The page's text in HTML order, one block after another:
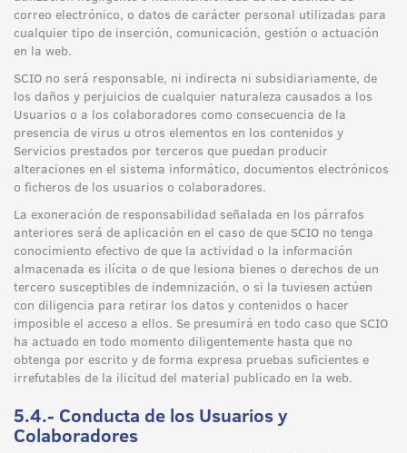
correo electrónico, o datos de carácter personal utilizadas para
cualquier tipo de inserción, comunicación, gestión o actuación
en la web.
SCIO no será responsable, ni indirecta ni subsidiariamente, de
los daños y perjuicios de cualquier naturaleza causados a los
Usuarios o a los colaboradores como consecuencia de la
presencia de virus u otros elementos en los contenidos y
Servicios prestados por terceros que puedan producir
alteraciones en el sistema informático, documentos electrónicos
o ficheros de los usuarios o colaboradores.
La exoneración de responsabilidad señalada en los párrafos
anteriores será de aplicación en el caso de que SCIO no tenga
conocimiento efectivo de que la actividad o la información
almacenada es ilícita o de que lesiona bienes o derechos de un
tercero susceptibles de indemnización, o si la tuviesen actúen
con diligencia para retirar los datos y contenidos o hacer
imposible el acceso a ellos. Se presumirá en todo caso que SCIO
ha actuado en todo momento diligentemente hasta que no
obtenga por escrito y de forma expresa pruebas suficientes e
irrefutables de la ilicitud del material publicado en la web.
5.4.- Conducta de los Usuarios y
Colaboradores